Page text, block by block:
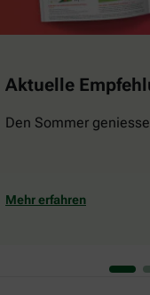
Aktuelle
Den Sommer
Mehr erfahren